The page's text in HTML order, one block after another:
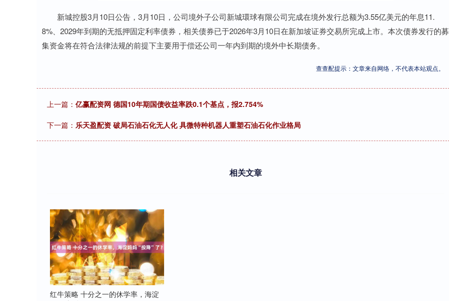
新城控股3月10日公告，3月10日，公司境外子公司新城環球有限公司完成在境外发行总额为3.55亿美元的年息11.
8%、2029年到期的无抵押固定利率债券，相关债券已于2026年3月10日在新加坡证券交易所完成上市。本次债券发行的募
集资金将在符合法律法规的前提下主要用于偿还公司一年内到期的境外中长期债务。
查查配提示：文章来自网络，不代表本站观点。
上一篇： 亿赢配资网 德国10年期国债收益率跌0.1个基点，报2.754%
下一篇： 乐天盈配资 破局石油石化无人化 具微特种机器人重塑石油石化作业格局
相关文章
红牛策略 十分之一的休学率，海淀